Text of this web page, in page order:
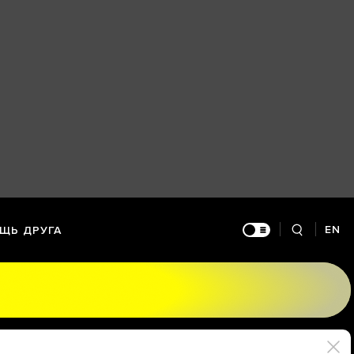
ДРУГА EN